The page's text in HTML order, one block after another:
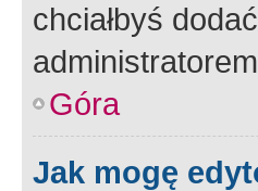
chciałbyś
Góra
Jak mogę